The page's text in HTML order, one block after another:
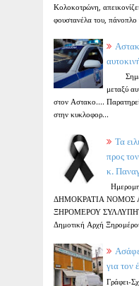
Κολοκοτρώνη,
φουστανέλα του,
μεταξύ
στον Αστακο....
στην κυκλοφορ...
Τα
προς
κ.
ΔΗΜΟΚΡΑΤΙΑ ΝΟΜΟΣ
ΞΗΡΟΜΕΡΟΥ
Δημοτική Αρχή
για τον
Γράφει-